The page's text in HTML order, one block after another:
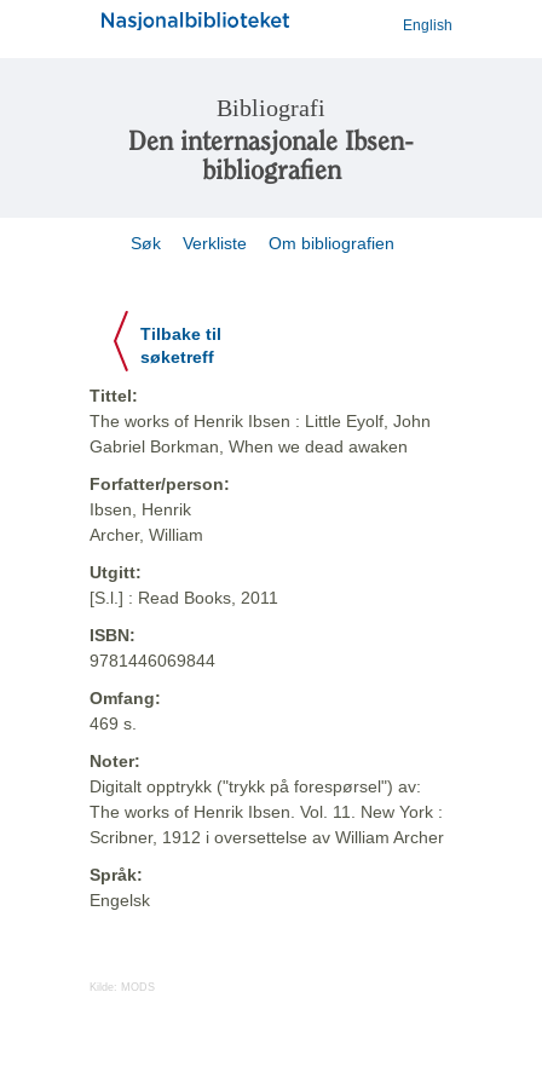
English
Bibliografi
Den internasjonale Ibsen-
bibliografien
Søk Verkliste Om bibliografien
Tilbake til
søketreff
Tittel:
The works of Henrik Ibsen : Little Eyolf, John
Gabriel Borkman, When we dead awaken
Forfatter/person:
Ibsen, Henrik
Archer, William
Utgitt:
[S.l.] : Read Books, 2011
ISBN:
9781446069844
Omfang:
469 s.
Noter:
Digitalt opptrykk ("trykk på forespørsel") av:
The works of Henrik Ibsen. Vol. 11. New York :
Scribner, 1912 i oversettelse av William Archer
Språk:
Engelsk
Kilde: MODS